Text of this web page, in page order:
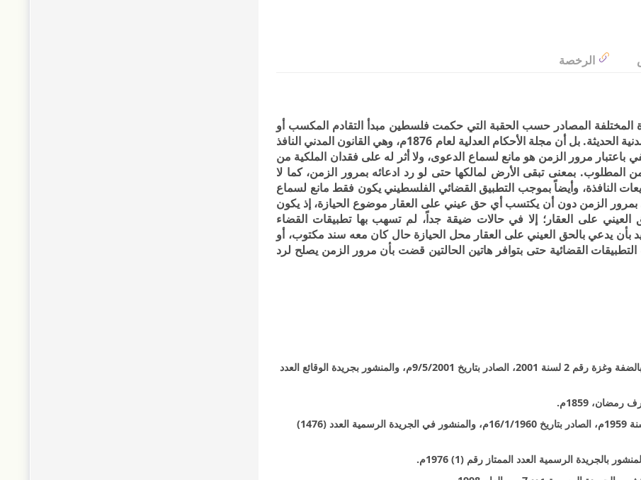
الرخصة
المختلفة المصادر حسب الحقبة التي حكمت فلسطين مبدأ التقادم المكسب أو
المسقط للملكية الذي اقتفاه المشرع في التشريعات المدنية الحديثة. بل أن مجلة الأحكام العدلية لعام 1876م، وهي القانون المدني النافذ
باعتبار مرور الزمن هو مانع لسماع الدعوى، ولا أثر له على فقدان الملكية من
المطلوب. بمعنى تبقى الأرض لمالكها حتى لو رد ادعائه بمرور الزمن، كما لا
النافذة، وأيضاً بموجب التطبيق القضائي الفلسطيني يكون فقط مانع لسماع
الزمن دون أن يكتسب أي حق عيني على العقار موضوع الحيازة، إذ يكون
على العقار؛ إلا في حالات ضيقة جداً، لم تسهب بها تطبيقات القضاء
بأن يدعي بالحق العيني على العقار محل الحيازة حال كان معه سند مكتوب، أو
أغلب التطبيقات القضائية حتى بتوافر هاتين الحالتين قضت بأن مرور الزمن يصلح لرد
1) قانون أصول المحاكمات المدنية والتجارية الفلسطيني النافذ بالضفة وغزة رقم 2 لسنة 2001، الصادر بتاريخ 9/5/2001م، والمنشور بجريدة الوقائع العدد
3) قانون الأوقاف الخيرية الأردني في الضفة الغربية رقم 57 لسنة 1959م، الصادر بتاريخ 16/1/1960م، والمنشور في الجريدة الرسمية العدد (1476)